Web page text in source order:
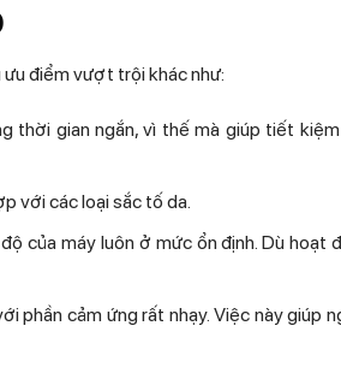
ưu điểm vượt trội khác như:
thời gian ngắn, vì thế mà giúp tiết kiệm
với các loại sắc tố da.
của máy luôn ở mức ổn định. Dù hoạt
phần cảm ứng rất nhạy. Việc này giúp